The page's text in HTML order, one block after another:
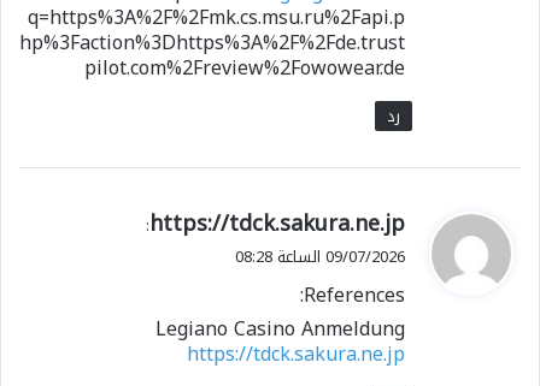
q=https%3A%2F%2Fmk.cs.msu.ru%2Fapi.p
hp%3Faction%3Dhttps%3A%2F%2Fde.trust
pilot.com%2Freview%2Fowowear.de
رد
ي
ق
ل
https://tdck.sakura.ne.jp
:
09/07/2026 الساعة 08:28
References:
Legiano Casino Anmeldung
https://tdck.sakura.ne.jp